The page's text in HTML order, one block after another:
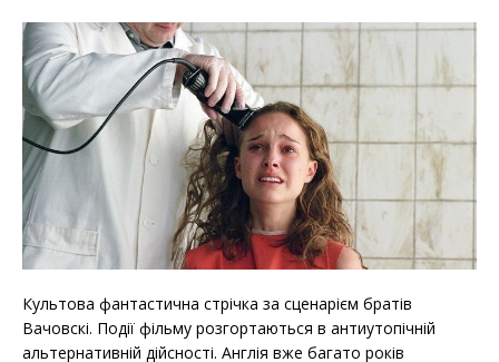
Культова фантастична стрічка за сценарієм братів
Вачовскі. Події фільму розгортаються в антиутопічній
альтернативній дійсності. Англія вже багато років